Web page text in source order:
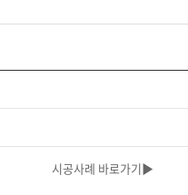
시공사례 바로가기▶